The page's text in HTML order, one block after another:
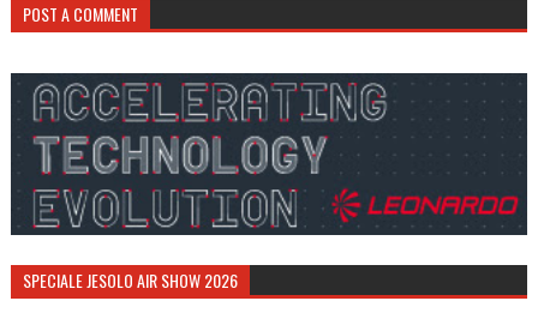
POST A COMMENT
SPECIALE JESOLO AIR SHOW 2026